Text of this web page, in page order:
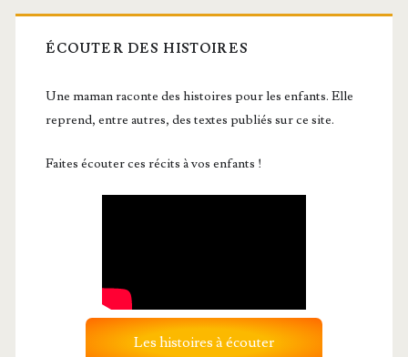
ÉCOUTER DES HISTOIRES
Une maman raconte des histoires pour les enfants. Elle
reprend, entre autres, des textes publiés sur ce site.
Faites écouter ces récits à vos enfants !
Les histoires à écouter